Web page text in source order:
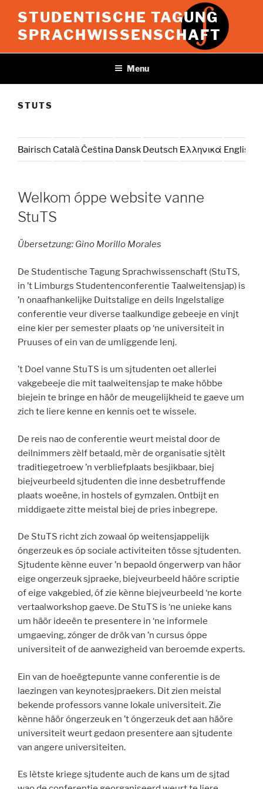
content
STUDENTISCHE TAGUNG
SPRACHWISSENSCHAFT
Menu
STUTS
Bairisch Català Čeština Dansk Deutsch Ελληνικά English
Welkom óppe website vanne
StuTS
Übersetzung: Gino Morillo Morales
De Studentische Tagung Sprachwissenschaft (StuTS,
in ’t Limburgs Studentenconferentie Taalweitensjap) is
’n onaafhankelijke Duitstalige en deils Ingelstalige
conferentie veur diverse taalkundige gebeeje en vinjt
eine kier per semester plaats op ‘ne universiteit in
Pruuses of ein van de umliggende lenj.
’t Doel vanne StuTS is um sjtudenten oet allerlei
vakgebeeje die mit taalweitensjap te make höbbe
biejein te bringe en häör de meugelijkheid te gaeve um
zich te liere kenne en kennis oet te wissele.
De reis nao de conferentie weurt meistal door de
deilnimmers zèlf betaald, mèr de organisatie sjtèlt
traditiegetroew ’n verbliefplaats besjikbaar, biej
biejveurbeeld sjtudenten die inne desbetruffende
plaats woeëne, in hostels of gymzalen. Ontbijt en
middigaete zitte meistal biej de pries inbegrepe.
De StuTS richt zich zowaal óp weitensjappelijk
óngerzeuk es óp sociale activiteiten tösse sjtudenten.
Sjtudente kènne euver ’n bepaold óngerwerp van häor
eige ongerzeuk sjpraeke, biejveurbeeld häöre scriptie
of eige vakgebied, óf zie kènne biejveurbeeld ‘ne korte
vertaalworkshop gaeve. De StuTS is ‘ne unieke kans
um häör ideeën te presentere in ‘ne informele
umgaeving, zónger de drök van ’n cursus óppe
universiteit of de aanwezigheid van beroemde experts.
Ein van de hoeëgtepunte vanne conferentie is de
laezingen van keynotesjpraekers. Dit zien meistal
bekende professors vanne lokale universiteit. Zie
kènne häör óngerzeuk en ’t óngerzeuk det aan häöre
universiteit weurt gedaon presentere aan sjtudente
van angere universiteiten.
Es lètste kriege sjtudente auch de kans um de sjtad